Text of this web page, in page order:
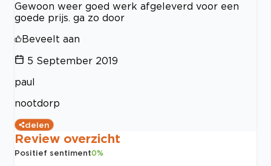
Gewoon weer goed werk afgeleverd voor een
goede prijs. ga zo door
Beveelt aan
5 September 2019
paul
nootdorp
delen
Review overzicht
Positief sentiment0%